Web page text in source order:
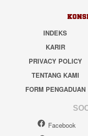
INDEKS
KARIR
PRIVACY POLICY
TENTANG KAMI
FORM PENGADUAN
Facebook